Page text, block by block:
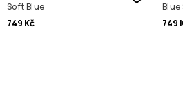
Soft Blue
749 Kč
Blue
749